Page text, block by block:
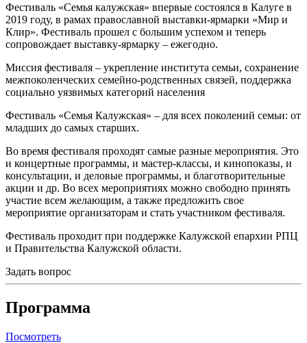
Фестиваль «Семья калужская» впервые состоялся в Калуге в
2019 году, в рамах православной выставки-ярмарки «Мир и
Клир». Фестиваль прошел с большим успехом и теперь
сопровождает выставку-ярмарку – ежегодно.
Миссия фестиваля – укрепление института семьи, сохранение
межпоколенческих семейно-родственных связей, поддержка
социально уязвимых категорий населения
Фестиваль «Семья Калужская» – для всех поколений семьи: от
младших до самых старших.
Во время фестиваля проходят самые разные мероприятия. Это
и концертные программы, и мастер-классы, и кинопоказы, и
консультации, и деловые программы, и благотворительные
акции и др. Во всех мероприятиях можно свободно принять
участие всем желающим, а также предложить свое
мероприятие организаторам и стать участником фестиваля.
Фестиваль проходит при поддержке Калужской епархии РПЦ
и Правительства Калужской области.
Задать вопрос
Программа
Посмотреть